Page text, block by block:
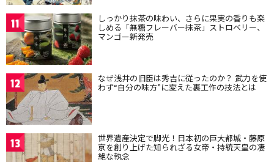
11 しっかり抹茶の味わい、さらに果実の香りも楽
しめる「無糖フレーバー抹茶」ストロベリー、
マンゴー新発売
12 なぜ浅井の旧臣は秀吉に従ったのか？ 武力を使
わず“自分の味方”に変えた裏工作の技法とは
13 世界遺産決定で脚光！日本初の巨大都城・藤原
京を創り上げた知られざる女帝・持統天皇の凄
絶な執念